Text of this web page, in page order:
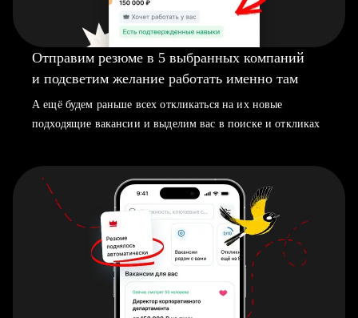
Отправим резюме в 5 выбранных компаний
и подсветим желание работать именно там
А ещё будем раньше всех откликаться на их новые
подходящие вакансии и выделим вас в поиске и откликах